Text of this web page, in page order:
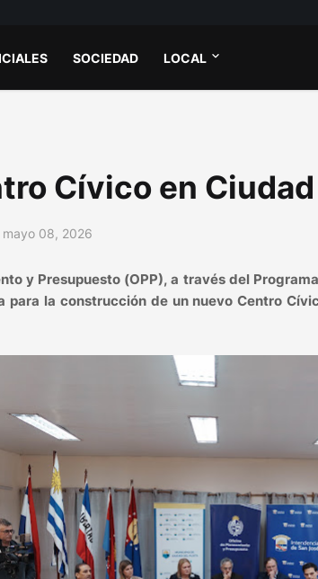
SOCIEDAD LOCAL
Cívico en
mayo 08, 2026
y Presupuesto (OPP), a través del
la construcción de un nuevo Centro